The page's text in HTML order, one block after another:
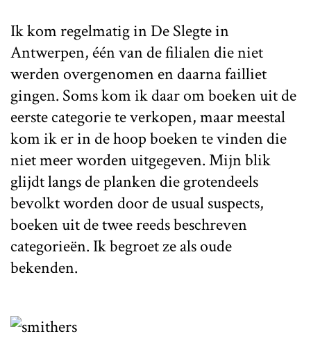
Ik kom regelmatig in De Slegte in
Antwerpen, één van de filialen die niet
werden overgenomen en daarna failliet
gingen. Soms kom ik daar om boeken uit de
eerste categorie te verkopen, maar meestal
kom ik er in de hoop boeken te vinden die
niet meer worden uitgegeven. Mijn blik
glijdt langs de planken die grotendeels
bevolkt worden door de usual suspects,
boeken uit de twee reeds beschreven
categorieën. Ik begroet ze als oude
bekenden.